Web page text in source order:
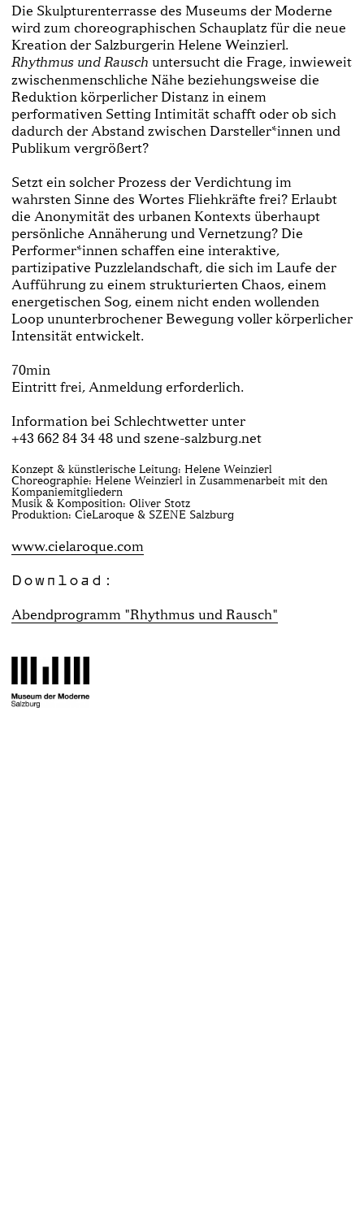
Die Skulpturenterrasse des Museums der Moderne
wird zum choreographischen Schauplatz für die neue
Kreation der Salzburgerin Helene Weinzierl.
Rhythmus und Rausch untersucht die Frage, inwieweit
zwischenmenschliche Nähe beziehungsweise die
Reduktion körperlicher Distanz in einem
performativen Setting Intimität schafft oder ob sich
dadurch der Abstand zwischen Darsteller*innen und
Publikum vergrößert?
Setzt ein solcher Prozess der Verdichtung im
wahrsten Sinne des Wortes Fliehkräfte frei? Erlaubt
die Anonymität des urbanen Kontexts überhaupt
persönliche Annäherung und Vernetzung? Die
Performer*innen schaffen eine interaktive,
partizipative Puzzlelandschaft, die sich im Laufe der
Aufführung zu einem strukturierten Chaos, einem
energetischen Sog, einem nicht enden wollenden
Loop ununterbrochener Bewegung voller körperlicher
Intensität entwickelt.
70min
Eintritt frei, Anmeldung erforderlich.
Information bei Schlechtwetter unter
+43 662 84 34 48 und szene-salzburg.net
Konzept & künstlerische Leitung: Helene Weinzierl
Choreographie: Helene Weinzierl in Zusammenarbeit mit den
Kompaniemitgliedern
Musik & Komposition: Oliver Stotz
Produktion: CieLaroque & SZENE Salzburg
www.cielaroque.com
Download:
Abendprogramm "Rhythmus und Rausch"